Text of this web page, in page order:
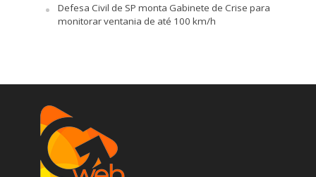
Defesa Civil de SP monta Gabinete de Crise para
monitorar ventania de até 100 km/h